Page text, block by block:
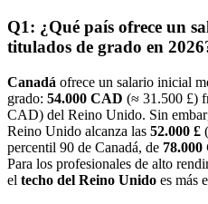
Q1: ¿Qué país ofrece un
titulados de grado en
Canadá ofrece un salario inicial
grado: 54.000 CAD (≈ 31.500 £)
CAD) del Reino Unido. Sin
Reino Unido alcanza las 52.000 £
percentil 90 de Canadá, de
Para los profesionales de alto
el techo del Reino Unido es más